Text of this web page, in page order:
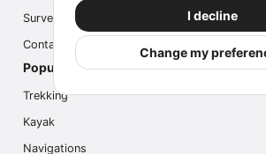
I decline
Change my
Survey
Contact us
Popular Activities
Trekking
Kayak
Navigations